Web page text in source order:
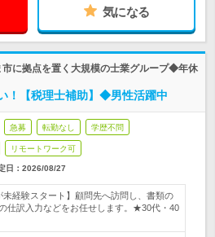
気になる
に拠点を置く大規模の士業グループ◆年休
！【税理士補助】◆男性活躍中
急募 転勤なし 学歴不問
リモートワーク可
日： 2026/08/27
未経験スタート】顧問先へ訪問し、書類の
仕訳入力などをお任せします。★30代・40